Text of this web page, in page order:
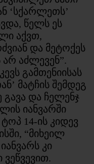
‘სქარლეთს’
წელს ეს
აქვთ,
და მეტოქეს
აძლევენ”.
გამთენიისას
მატჩის შემდეგ
გავა და ჩელენჯ
იანვარში
14-ის კიდევ
“მიხეილ
კი